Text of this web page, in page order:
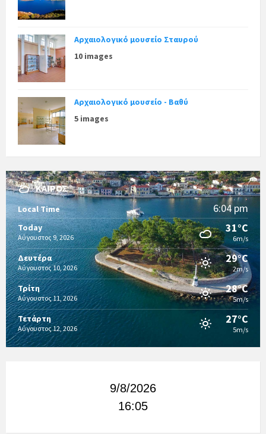
Αρχαιολογικό μουσείο Σταυρού
10 images
Αρχαιολογικό μουσείο - Βαθύ
5 images
ΚΑΙΡΌΣ
Local Time 6:04 pm
Today
Αύγουστος 9, 2026
31°C
6m/s
Δευτέρα
Αύγουστος 10, 2026
29°C
2m/s
Τρίτη
Αύγουστος 11, 2026
28°C
5m/s
Τετάρτη
Αύγουστος 12, 2026
27°C
5m/s
9/8/2026
16:05